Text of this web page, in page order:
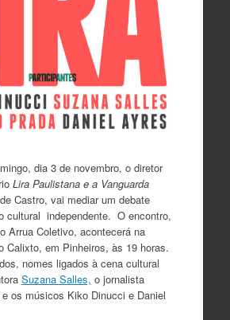
dia 3 de novembro, o diretor
Lira Paulistana e a Vanguarda
Castro, vai mediar um debate
cultural independente. O encontro,
Arrua Coletivo, acontecerá na
Calixto, em Pinheiros, às 19 horas.
nomes ligados à cena cultural
Suzana Salles, o jornalista
e os músicos Kiko Dinucci e Daniel